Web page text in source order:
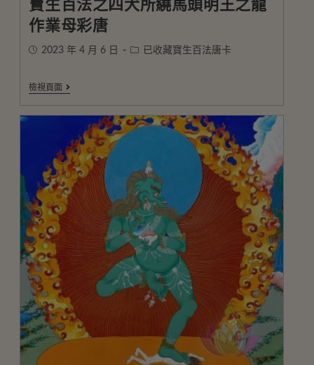
寶生百法之四犬所繞馬頭明王之龍
作業母彩唐
2023 年 4 月 6 日 已收藏寶生百法唐卡
檢視頁面